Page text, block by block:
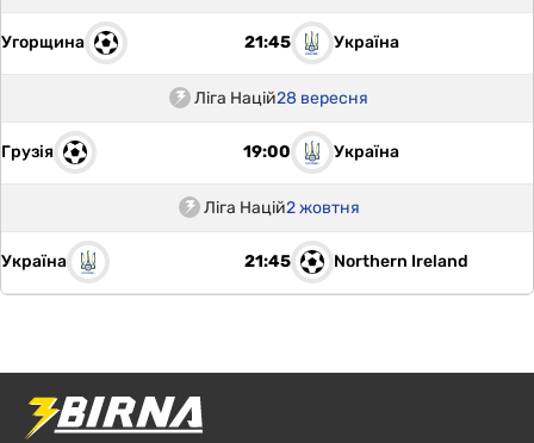
Угорщина 21:45 Україна
Ліга Націй28 вересня
Грузія 19:00 Україна
Ліга Націй2 жовтня
Україна 21:45 Northern Ireland